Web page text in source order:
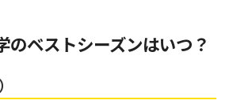
のベストシーズンはいつ？